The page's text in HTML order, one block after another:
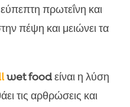
πρωτεΐνη και
πέψη και μειώνει τα
wet foodείναι η λύση
τις αρθρώσεις και